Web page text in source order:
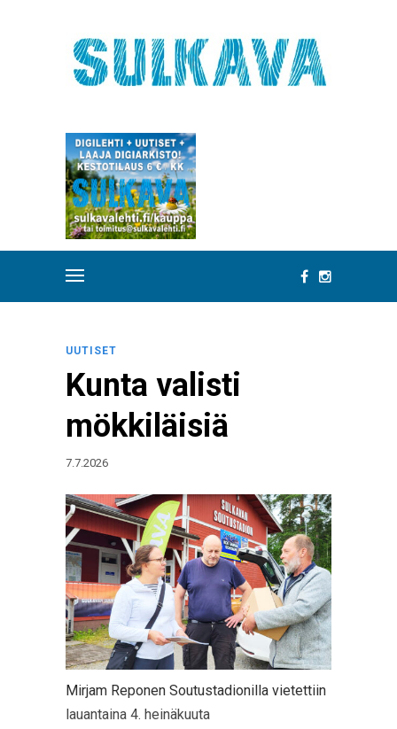
UUTISET
Kunta valisti
mökkiläisiä
7.7.2026
Mirjam Reponen Soutustadionilla vietettiin
lauantaina 4. heinäkuuta